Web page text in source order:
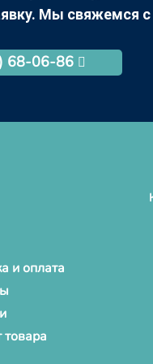
Мы свяжемся
68-06-86
и оплата
товара